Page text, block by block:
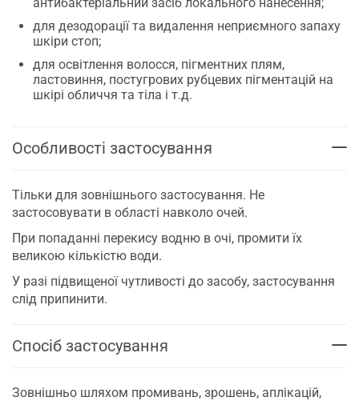
для дезодорації та видалення неприємного запаху
шкіри стоп;
для освітлення волосся, пігментних плям,
ластовиння, постугрових рубцевих пігментацій на
шкірі обличчя та тіла і т.д.
Особливості застосування
Тільки для зовнішнього застосування. Не
застосовувати в області навколо очей.
При попаданні перекису водню в очі, промити їх
великою кількістю води.
У разі підвищеної чутливості до засобу, застосування
слід припинити.
Спосіб застосування
Зовнішньо шляхом промивань, зрошень, аплікацій,